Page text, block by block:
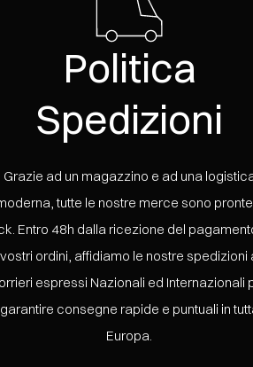
Politica
Spedizioni
Grazie ad un magazzino e ad una
tutte le nostre merce sono
Entro 48h dalla ricezione del
vostri ordini, affidiamo le nostre spedizioni
espressi Nazionali ed Internazionali
garantire consegne rapide e puntuali in
Europa.